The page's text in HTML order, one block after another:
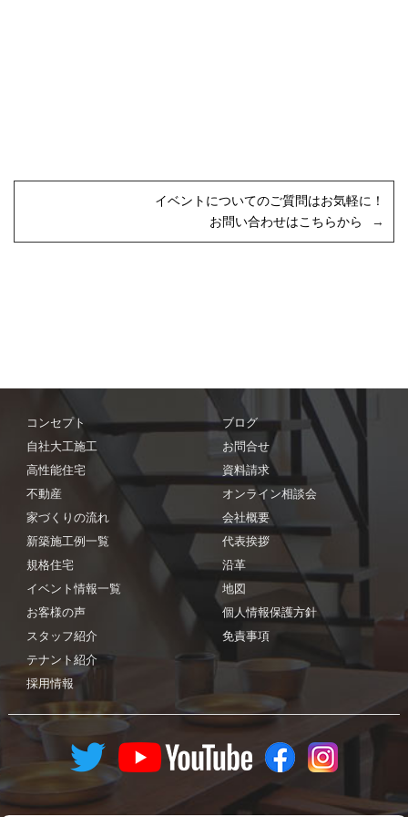
イベントについてのご質問はお気軽に！
お問い合わせはこちらから
コンセプト
自社大工施工
高性能住宅
不動産
家づくりの流れ
新築施工例一覧
規格住宅
イベント情報一覧
お客様の声
スタッフ紹介
テナント紹介
採用情報
ブログ
お問合せ
資料請求
オンライン相談会
会社概要
代表挨拶
沿革
地図
個人情報保護方針
免責事項